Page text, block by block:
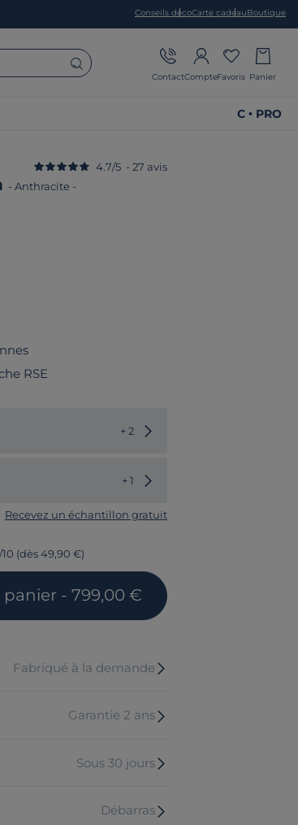
Conseils décoCarte cadeauBoutique
ContactCompteFavoris Panier
C • PRO
- Anthracite -
4.7/5 - 27 avis
RSE
+ 2 Choisir une autre couleur
+ 1 Choisir un autre modèle
Recevez un échantillon gratuit
(dès 49,90 €)
panier - 799,00 €
Fabriqué à la demande
Garantie 2 ans
Sous 30 jours
Débarras